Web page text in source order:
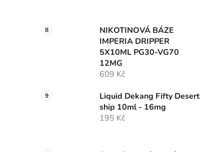
NIKOTINOVÁ BÁZE
IMPERIA DRIPPER
5X10ML PG30-VG70
12MG
609 Kč
Liquid Dekang Fifty Desert
ship 10ml - 16mg
195 Kč